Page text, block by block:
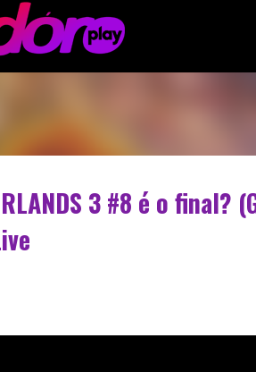
3 #8 é o final?